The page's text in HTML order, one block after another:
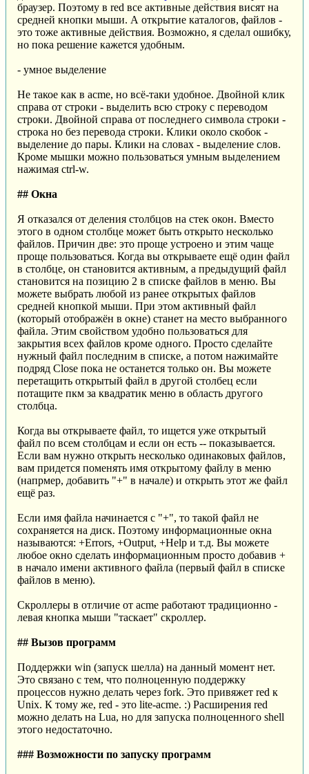
браузер. Поэтому в red все активные действия висят на
средней кнопки мыши. А открытие каталогов, файлов -
это тоже активные действия. Возможно, я сделал ошибку,
но пока решение кажется удобным.
- умное выделение
Не такое как в acme, но всё-таки удобное. Двойной клик
справа от строки - выделить всю строку с переводом
строки. Двойной справа от последнего символа строки -
строка но без перевода строки. Клики около скобок -
выделение до пары. Клики на словах - выделение слов.
Кроме мышки можно пользоваться умным выделением
нажимая ctrl-w.
## Окна
Я отказался от деления столбцов на стек окон. Вместо
этого в одном столбце может быть открыто несколько
файлов. Причин две: это проще устроено и этим чаще
проще пользоваться. Когда вы открываете ещё один файл
в столбце, он становится активным, а предыдущий файл
становится на позицию 2 в списке файлов в меню. Вы
можете выбрать любой из ранее открытых файлов
средней кнопкой мыши. При этом активный файл
(который отображён в окне) станет на место выбранного
файла. Этим свойством удобно пользоваться для
закрытия всех файлов кроме одного. Просто сделайте
нужный файл последним в списке, а потом нажимайте
подряд Close пока не останется только он. Вы можете
перетащить открытый файл в другой столбец если
потащите пкм за квадратик меню в область другого
столбца.
Когда вы открываете файл, то ищется уже открытый
файл по всем столбцам и если он есть -- показывается.
Если вам нужно открыть несколько одинаковых файлов,
вам придется поменять имя открытому файлу в меню
(напрмер, добавить "+" в начале) и открыть этот же файл
ещё раз.
Если имя файла начинается с "+", то такой файл не
сохраняется на диск. Поэтому информационные окна
называются: +Errors, +Output, +Help и т.д. Вы можете
любое окно сделать информационным просто добавив +
в начало имени активного файла (первый файл в списке
файлов в меню).
Скроллеры в отличие от acme работают традиционно -
левая кнопка мыши "таскает" скроллер.
## Вызов программ
Поддержки win (запуск шелла) на данный момент нет.
Это связано с тем, что полноценную поддержку
процессов нужно делать через fork. Это привяжет red к
Unix. К тому же, red - это lite-acme. :) Расширения red
можно делать на Lua, но для запуска полноценного shell
этого недостаточно.
### Возможности по запуску программ